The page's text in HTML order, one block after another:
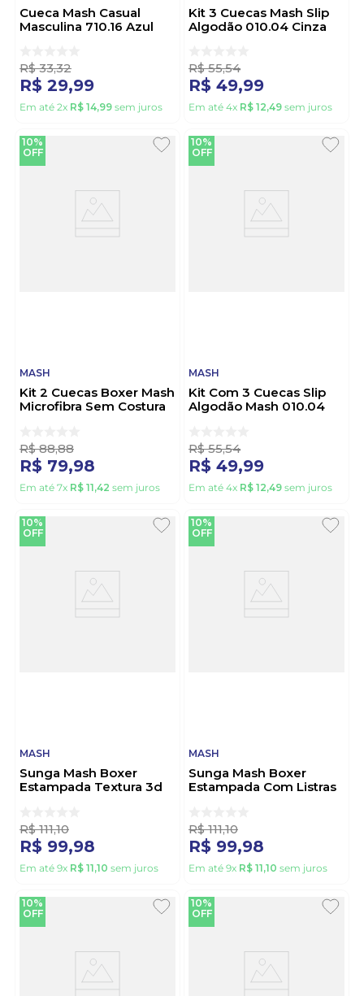
Cueca Mash Casual
Masculina 710.16 Azul
R$ 33,32
R$ 29,99
Em até 2x R$ 14,99 sem juros
Kit 3 Cuecas Mash Slip
Algodão 010.04 Cinza
R$ 55,54
R$ 49,99
Em até 4x R$ 12,49 sem juros
10%
OFF
MASH
Kit 2 Cuecas Boxer Mash
Microfibra Sem Costura
R$ 88,88
R$ 79,98
Em até 7x R$ 11,42 sem juros
10%
OFF
MASH
Kit Com 3 Cuecas Slip
Algodão Mash 010.04
R$ 55,54
R$ 49,99
Em até 4x R$ 12,49 sem juros
10%
OFF
MASH
Sunga Mash Boxer
Estampada Textura 3d
R$ 111,10
R$ 99,98
Em até 9x R$ 11,10 sem juros
10%
OFF
MASH
Sunga Mash Boxer
Estampada Com Listras
R$ 111,10
R$ 99,98
Em até 9x R$ 11,10 sem juros
10%
OFF
10%
OFF